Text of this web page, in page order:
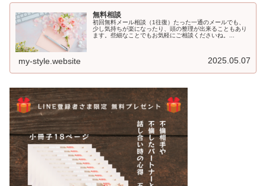
無料相談
初回無料メール相談（1往復）たった一通のメールでも、
少し気持ちが楽になったり、頭の整理が出来ることもあり
ます。些細なことでもお気軽にご相談くださいね。...
my-style.website 2025.05.07